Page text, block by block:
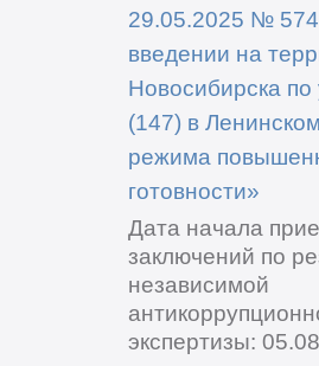
29.05.2025 №
введении на
Новосибирска по
(147) в
режима
готовности»
Дата начала
заключений по
независимой
экспертизы: